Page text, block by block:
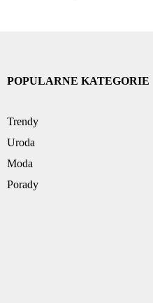
POPULARNE KATEGORIE
Trendy
Uroda
Moda
Porady